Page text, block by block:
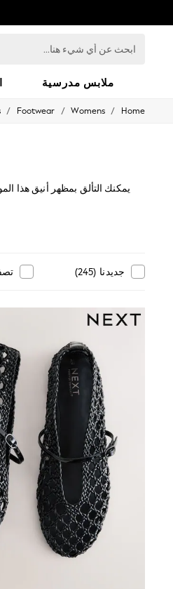
عن
ملابس مدرسية
HOLIDAY SHOP
Occasionwear
Girls
Sets & Outfits
Tops & T-Shirts
Sandals & Sliders
Jumpsuits & Playsuits
Shorts & Skirts
Sun Safe
Sun Hats & Caps
Sunglasses
Women's Holiday Shop
Women's Travel Styles
Dresses
Occasionwear
Linen Collection
Tops & T-Shirts
Cover Ups & Kaftans
Sandals
Swimwear
Jumpsuits & Playsuits
Beachwear
Home
/
Womens
/
Footwear
/
يمكنك التألق بمظهر أنيق هذا
جديدنا (
245
)